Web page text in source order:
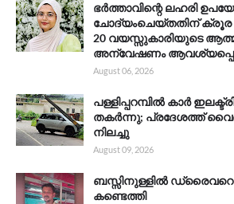
ഭർത്താവിന്റെ ലഹരി
ചോദ്യംചെയ്തതിന് ക്രൂര
20 വയസ്സുകാരിയുടെ
അന്വേഷണം
August 06, 2026
പള്ളിപ്പറമ്പിൽ കാർ
തകർന്നു; പ്രദേശത്ത്
നിലച്ചു
August 09, 2026
ബസ്സിനുള്ളിൽ ഡ്രൈവറെ
കണ്ടെത്തി